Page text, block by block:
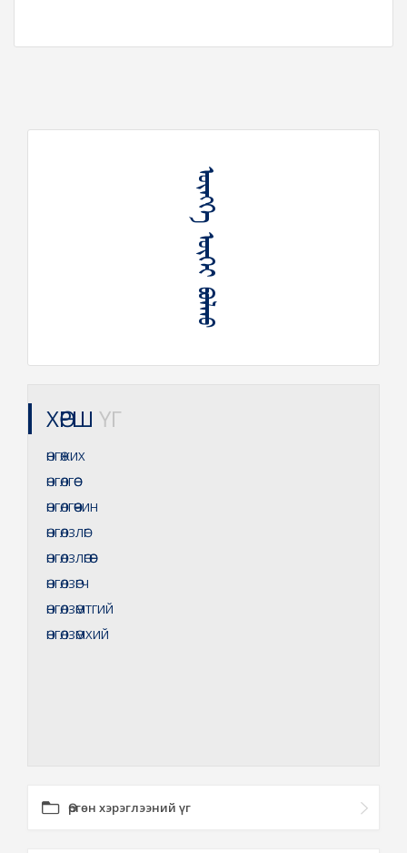
ᠥᠩᠭᠡ ᠥᠭᠡᠢ ᠪᠤᠯᠬᠤ
ХӨРШ ҮГ
ӨНГӨЖИХ
ӨНГӨЛГӨӨ
ӨНГӨЛГӨӨЧИН
ӨНГӨЛЗЛӨГ
ӨНГӨЛЗЛӨГӨӨ
ӨНГӨЛЗӨГЧ
ӨНГӨЛЗӨМТГИЙ
ӨНГӨЛЗӨМХИЙ
Өргөн хэрэглээний үг